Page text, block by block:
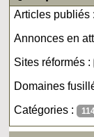
Articles publiés
Annonces en
Sites réformés :
Domaines
Catégories :